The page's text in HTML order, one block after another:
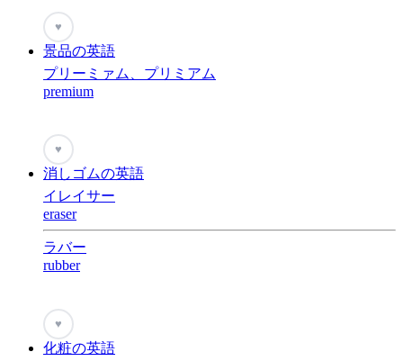
♥
景品の英語
プリーミァム、プリミアム
premium
♥
消しゴムの英語
イレイサー
eraser
ラバー
rubber
♥
化粧の英語